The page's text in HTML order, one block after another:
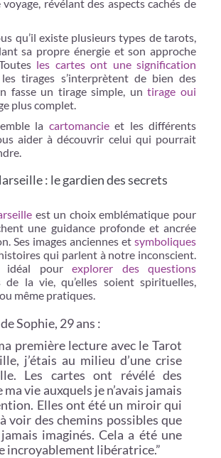
révélant des aspects cachés de
qu’il existe plusieurs types de tarots,
sa propre énergie et son approche
les cartes ont une signification
tirages s’interprètent de bien des
fasse un tirage simple, untirage oui
plus complet.
la cartomancieet les différents
aider à découvrir celui qui pourrait
: le gardien des secrets
est un choix emblématique pour
une guidance profonde et ancrée
Ses images anciennes et symboliques
qui parlent à notre inconscient.
idéal pourexplorer des questions
de la vie, qu’elles soient spirituelles,
même pratiques.
Sophie, 29 ans :
première lecture avec le Tarot
j’étais au milieu d’une crise
Les cartes ont révélé des
ma vie auxquels je n’avais jamais
Elles ont été un miroir qui
à voir des chemins possibles que
jamais imaginés. Cela a été une
incroyablement libératrice.”